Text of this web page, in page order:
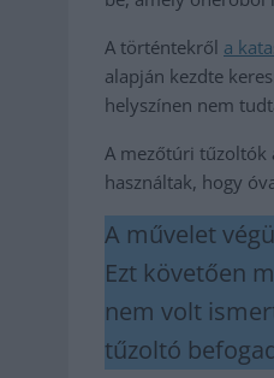
A történtekről a
alapján kezdte
helyszínen nem
A mezőtúri tűzoltók
használtak, hogy
A művelet
Ezt követően
nem volt
tűzoltó